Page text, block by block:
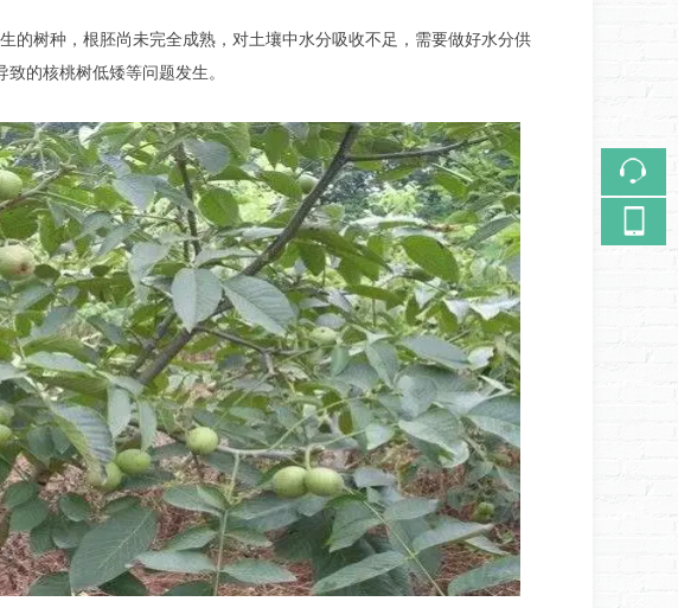
的树种，根胚尚未完全成熟，对土壤中水分吸收不足，需要做好水分供
的核桃树低矮等问题发生。